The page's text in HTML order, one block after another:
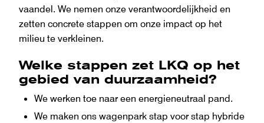
vaandel. We nemen onze verantwoordelijkheid en
zetten concrete stappen om onze impact op het
milieu te verkleinen.
Welke stappen zet LKQ op het
gebied van duurzaamheid?
We werken toe naar een energieneutraal pand.
We maken ons wagenpark stap voor stap hybride